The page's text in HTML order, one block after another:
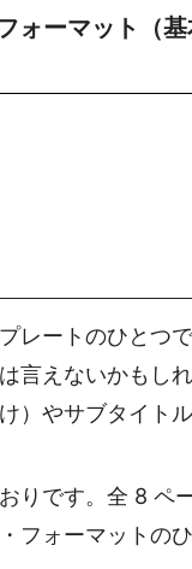
ォーマット（
レートのひとつ
言えないかもし
）やサブタイト
りです。全 8 ペ
フォーマット